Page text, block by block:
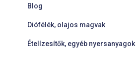
Blog
Diófélék, olajos magvak
Ételízesítők, egyéb nyersanyagok